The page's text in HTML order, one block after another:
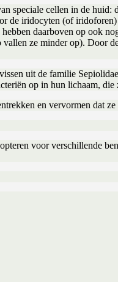
speciale cellen in de
de iridocyten (of
daarboven op ook
ze minder op). Door
uit de familie
op in hun lichaam,
en vervormen dat
voor verschillende